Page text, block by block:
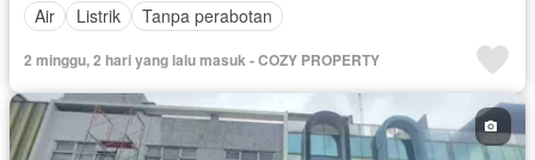
Air
Listrik Tanpa perabotan
2 minggu, 2 hari yang lalu masuk - COZY PROPERTY